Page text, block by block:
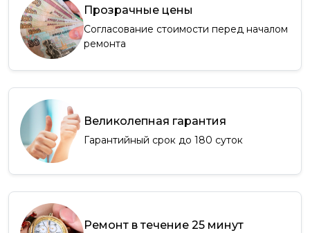
Прозрачные цены
Согласование стоимости перед началом
ремонта
Великолепная гарантия
Гарантийный срок до 180 суток
Ремонт в течение 25 минут